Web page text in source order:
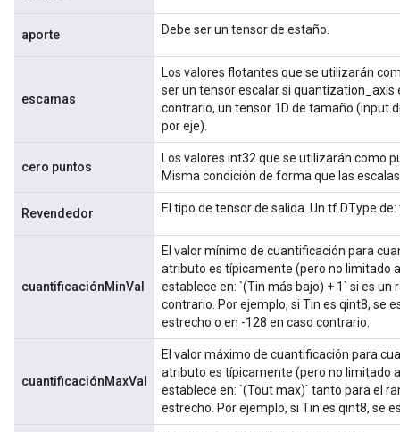
aporte Debe ser un tensor de estaño.
escamas
Los valores flotantes que se utilizarán
ser un tensor escalar si
contrario, un tensor 1D de tamaño
por eje).
cero puntos
Los valores int32 que se utilizarán como
Misma condición de forma que las
Revendedor El tipo de tensor de salida. Un tf.DType
cuantificaciónMinVal
El valor mínimo de cuantificación para
atributo es típicamente (pero no limitado
establece en: `(Tin más bajo) + 1` si es
contrario. Por ejemplo, si Tin es qint8, se
estrecho o en -128 en caso contrario.
cuantificaciónMaxVal
El valor máximo de cuantificación para
atributo es típicamente (pero no limitado
establece en: `(Tout max)` tanto para el
estrecho. Por ejemplo, si Tin es qint8, se